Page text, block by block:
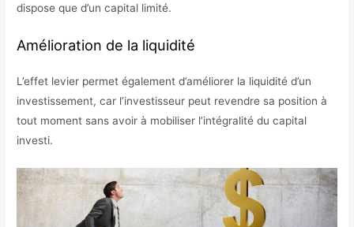
dispose que d’un capital limité.
Amélioration de la liquidité
L’effet levier permet également d’améliorer la liquidité d’un
investissement, car l’investisseur peut revendre sa position à
tout moment sans avoir à mobiliser l’intégralité du capital
investi.